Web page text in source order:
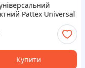
Pattex Universal
Купити